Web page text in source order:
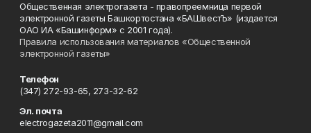
Общественная электрогазета - правопреемница первой
электронной газеты Башкортостана «БАШвестЪ» (издается
ОАО ИА «Башинформ» с 2001 года).
Правила использования материалов «Общественной
электронной газеты»
Телефон
(347) 272-93-65, 273-32-62
Эл. почта
electrogazeta2011@gmail.com